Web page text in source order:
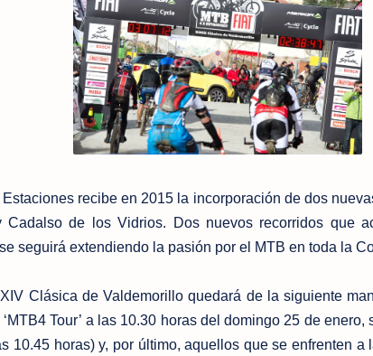
recibe en 2015 la incorporación de dos
Cadalso de los Vidrios. Dos nuevos recorridos que
seguirá extendiendo la pasión por el MTB en toda la
Clásica de Valdemorillo quedará de la siguiente
Tour’ a las 10.30 horas del domingo 25 de
10.45 horas) y, por último, aquellos que se enfrenten